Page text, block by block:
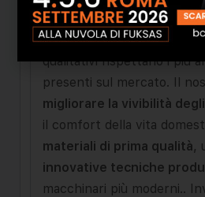
e inquadrati in ottica di
permettono di offrire
qualitativi rispettano i più
presenti sul mercato. Il
migliorare la vivibilità
il comfort della vita
materiali di prima qualità,
innovative tecniche
macchinari più moderni..